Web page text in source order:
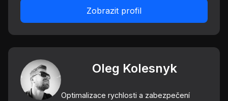
Zobrazit profil
Oleg Kolesnyk
Optimalizace rychlosti a zabezpečení